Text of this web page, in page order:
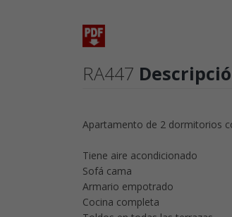
RA447
Apartamento de 2 dormitorios
Tiene aire acondicionado
Sofá cama
Armario empotrado
Cocina completa